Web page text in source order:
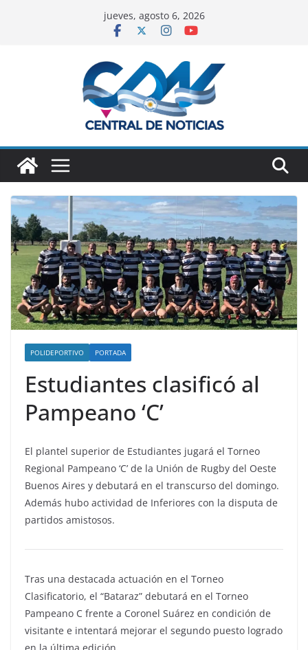
jueves, agosto 6, 2026
POLIDEPORTIVO PORTADA
Estudiantes clasificó al
Pampeano ‘C’
El plantel superior de Estudiantes jugará el Torneo
Regional Pampeano ‘C’ de la Unión de Rugby del Oeste
Buenos Aires y debutará en el transcurso del domingo.
Además hubo actividad de Inferiores con la disputa de
partidos amistosos.
Tras una destacada actuación en el Torneo
Clasificatorio, el “Bataraz” debutará en el Torneo
Pampeano C frente a Coronel Suárez en condición de
visitante e intentará mejorar el segundo puesto logrado